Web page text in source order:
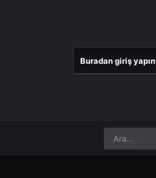
Buradan giriş yapın